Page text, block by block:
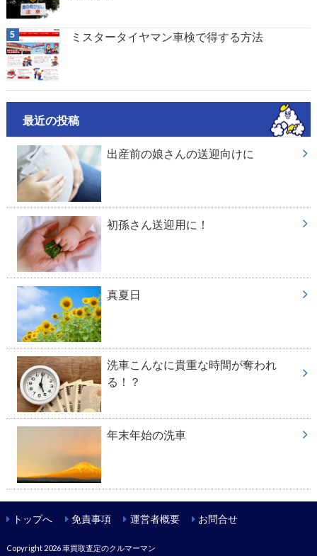
ミスタータイヤマン車検で得する方法
最近の投稿
出産前の娘さんの送迎向けに
初孫さん送迎用に！
真夏日
洗車こんなに貴重な時間が奪われ
る！？
年末年始の洗車
トップへ 免責事項 運営者概要 お問合せ
Copyright 2026車買取査定のクルマーマン